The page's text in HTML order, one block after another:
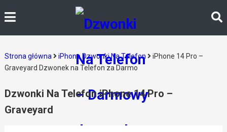
Strona główna iPhone Dzwonki Na Telefon
iPhone 14 Pro –
Graveyard Dzwonek na Telefon za Darmo
Dzwonki Na Telefon iPhone 14 Pro –
Graveyard